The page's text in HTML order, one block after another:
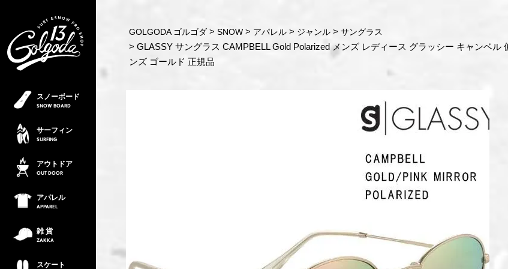
スノーボード
SNOW BOARD
サーフィン
SURFING
アウトドア
OUT DOOR
アパレル
APPAREL
雑 貨
ZAKKA
スケート
GOLGODA ゴルゴダ SNOW アパレル ジャンル サングラス
GLASSY サングラス CAMPBELL Gold Polarized メンズ レディース グラッシー キャンベル
ンズ ゴールド 正規品